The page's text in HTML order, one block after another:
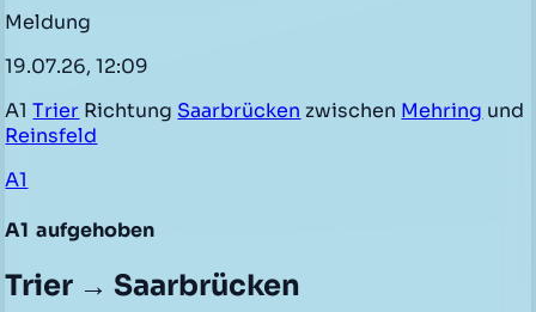
Meldung
19.07.26, 12:09
A1Trier Richtung Saarbrücken zwischen Mehring und
Reinsfeld
A1
A1 aufgehoben
Trier → Saarbrücken